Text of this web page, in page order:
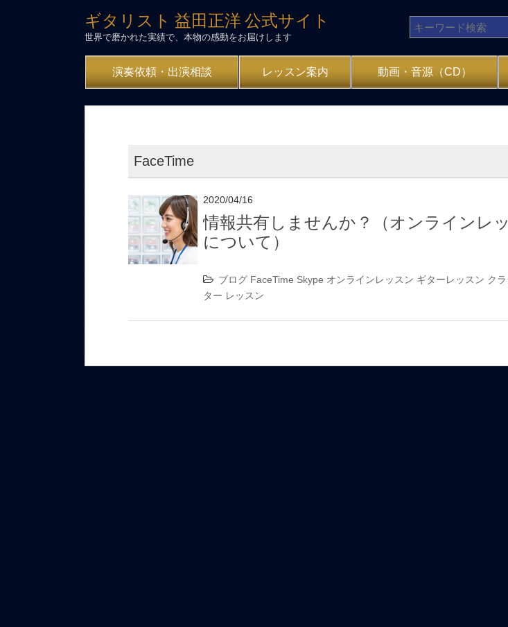
ギタリスト 益田正洋 公式サイト
世界で磨かれた実績で、本物の感動をお届けします
演奏依頼・出演相談 レッスン案内 動画・音源（CD）
FaceTime
2020/04/16
情報共有しませんか？（オンラインレ
について）
ブログ FaceTime Skype オンラインレッスン ギターレッスン ク
ター レッスン